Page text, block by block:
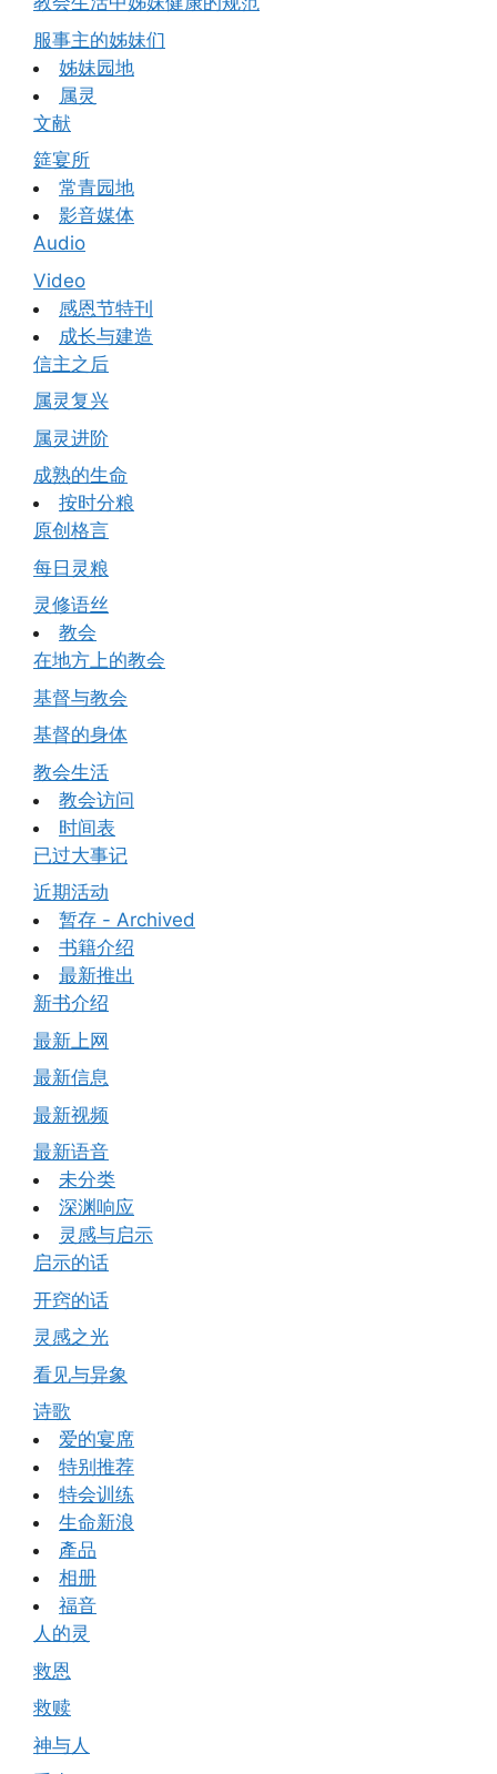
服事主的姊妹们
姊妹园地
属灵
文献
筵宴所
常青园地
影音媒体
Audio
Video
感恩节特刊
成长与建造
信主之后
属灵复兴
属灵进阶
成熟的生命
按时分粮
原创格言
每日灵粮
灵修语丝
教会
在地方上的教会
基督与教会
基督的身体
教会生活
教会访问
时间表
已过大事记
近期活动
暂存 - Archived
书籍介绍
最新推出
新书介绍
最新上网
最新信息
最新视频
最新语音
未分类
深渊响应
灵感与启示
启示的话
开窍的话
灵感之光
看见与异象
诗歌
爱的宴席
特别推荐
特会训练
生命新浪
產品
相册
福音
人的灵
救恩
救赎
神与人